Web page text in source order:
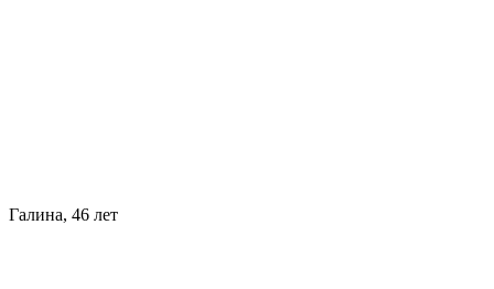
Галина, 46 лет